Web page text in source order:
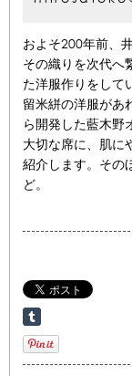
およそ200年前、
その織りを次代へ
た洋服作りをして
留米絣の洋服があ
ら開発した藍木野
大切な席に、肌に
紹介します。その
ど。